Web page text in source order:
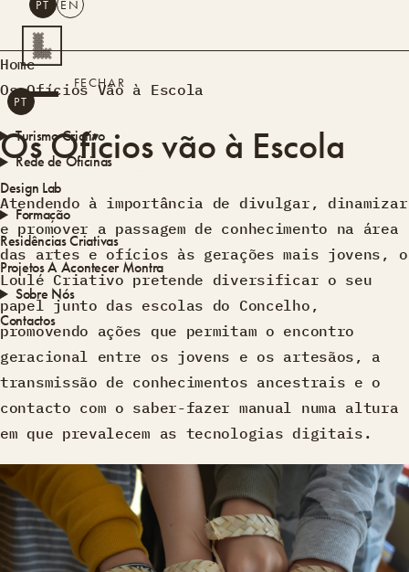
PESQUISAR
PT EN
Turismo Criativo
Rede de Oficinas
Design Lab
Formação
Residências Criativas
ProjetosA AcontecerMontra
Sobre Nós
Contactos
PT EN
FECHAR
Home
Os Ofícios Vão à Escola
Os Ofícios vão à Escola
Atendendo à importância de divulgar, dinamizar
e promover a passagem de conhecimento na área
das artes e ofícios às gerações mais jovens, o
Loulé Criativo pretende diversificar o seu
papel junto das escolas do Concelho,
promovendo ações que permitam o encontro
geracional entre os jovens e os artesãos, a
transmissão de conhecimentos ancestrais e o
contacto com o saber-fazer manual numa altura
em que prevalecem as tecnologias digitais.